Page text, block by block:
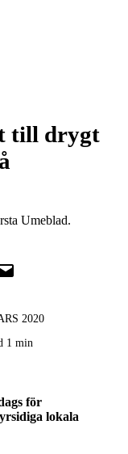
till drygt
Umeblad.
en länk
2020
1 min
för
lokala